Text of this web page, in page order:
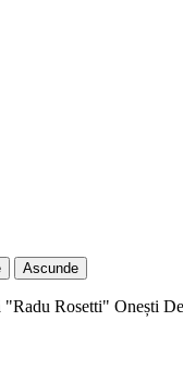
Ascunde
Rosetti" Onești